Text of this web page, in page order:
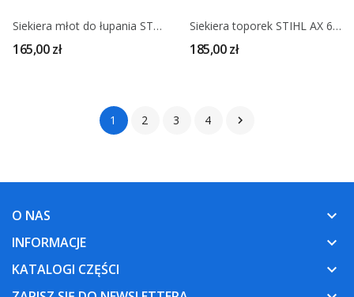
Siekiera młot do łupania STIHL AX 30 C 3kg
165,00 zł
Siekiera toporek STIHL AX 6 P
185,00 zł
1 2 3 4 
O NAS keyboard_arrow_down
INFORMACJE keyboard_arrow_down
KATALOGI CZĘŚCI keyboard_arrow_down